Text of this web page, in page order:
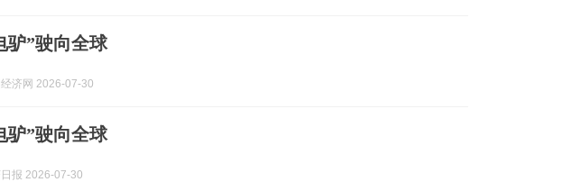
驴”驶向全球
济网 2026-07-30
驴”驶向全球
报 2026-07-30